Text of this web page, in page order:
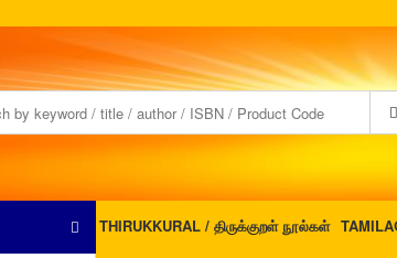
THIRUKKURAL / திருக்குறள் நூல்கள்